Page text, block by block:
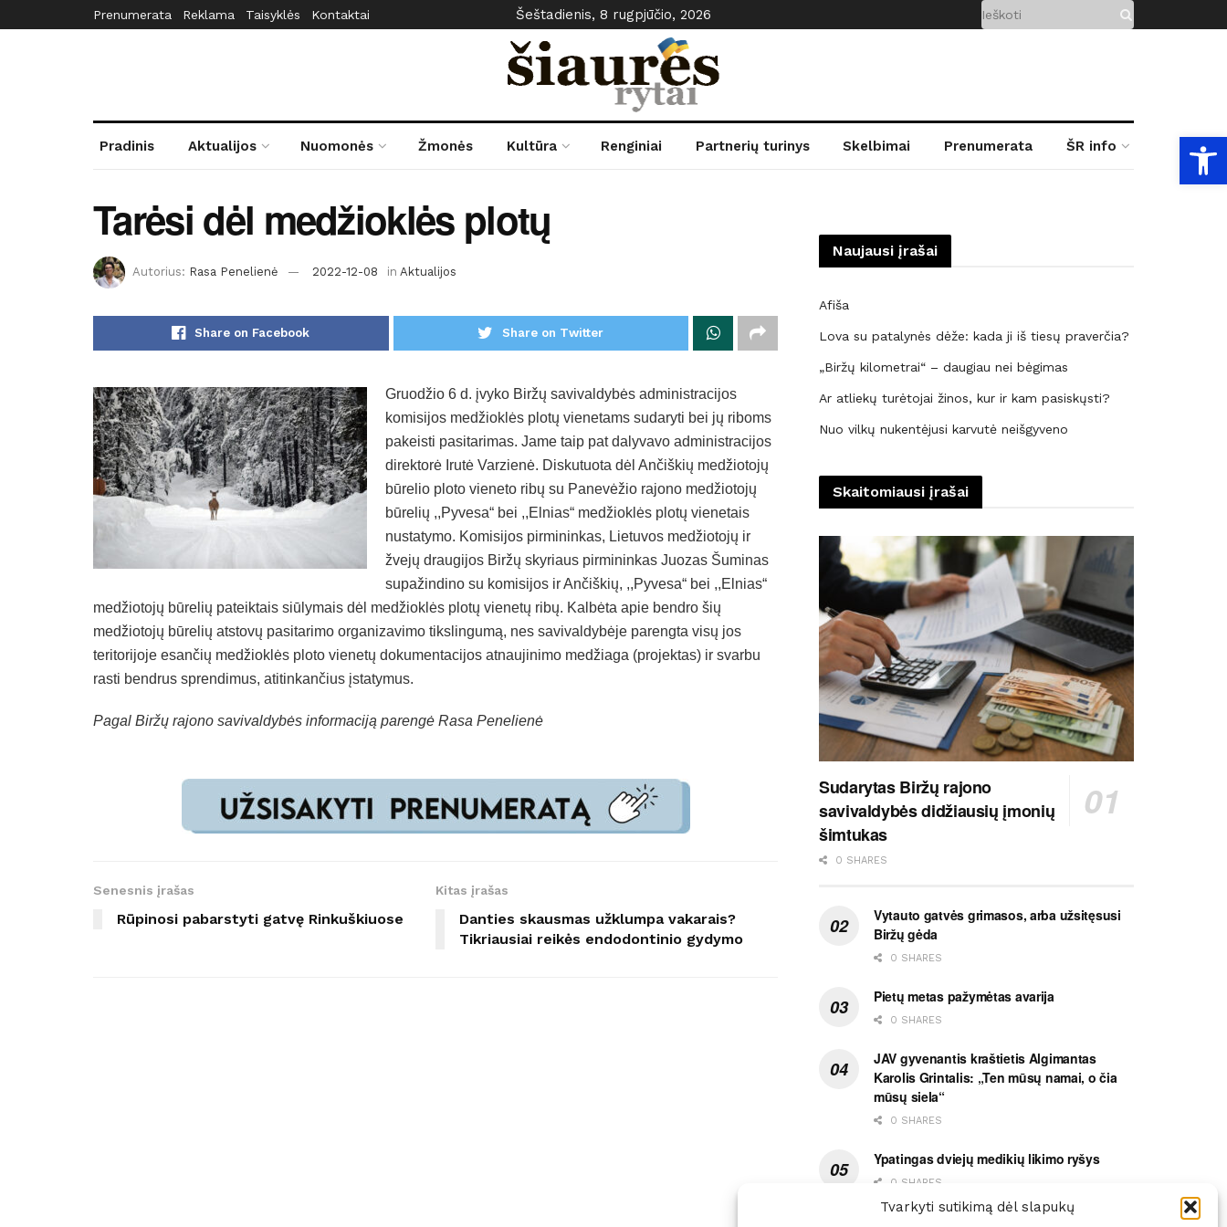
Tvarkyti sutikimą dėl slapukų
Prenumerata Reklama Taisyklės Kontaktai Šeštadienis, 8 rugpjūčio, 2026
Pradinis Aktualijos Nuomonės Žmonės Kultūra Renginiai Partnerių turinys Skelbimai Prenumerata ŠR info
Tarėsi dėl medžioklės plotų
Autorius: Rasa Penelienė 2022-12-08 in Aktualijos
Share on Facebook Share on Twitter
Gruodžio 6 d. įvyko Biržų savivaldybės administracijos
komisijos medžioklės plotų vienetams sudaryti bei jų riboms
pakeisti pasitarimas. Jame taip pat dalyvavo administracijos
direktorė Irutė Varzienė. Diskutuota dėl Ančiškių medžiotojų
būrelio ploto vieneto ribų su Panevėžio rajono medžiotojų
būrelių ,,Pyvesa“ bei ,,Elnias“ medžioklės plotų vienetais
nustatymo. Komisijos pirmininkas, Lietuvos medžiotojų ir
žvejų draugijos Biržų skyriaus pirmininkas Juozas Šuminas
supažindino su komisijos ir Ančiškių, ,,Pyvesa“ bei ,,Elnias“
medžiotojų būrelių pateiktais siūlymais dėl medžioklės plotų vienetų ribų. Kalbėta apie bendro šių
medžiotojų būrelių atstovų pasitarimo organizavimo tikslingumą, nes savivaldybėje parengta visų jos
teritorijoje esančių medžioklės ploto vienetų dokumentacijos atnaujinimo medžiaga (projektas) ir svarbu
rasti bendrus sprendimus, atitinkančius įstatymus.
Pagal Biržų rajono savivaldybės informaciją parengė Rasa Penelienė
Senesnis įrašas
Rūpinosi pabarstyti gatvę Rinkuškiuose
Kitas įrašas
Danties skausmas užklumpa vakarais?
Tikriausiai reikės endodontinio gydymo
Naujausi įrašai
Afiša
Lova su patalynės dėže: kada ji iš tiesų praverčia?
„Biržų kilometrai“ – daugiau nei bėgimas
Ar atliekų turėtojai žinos, kur ir kam pasiskųsti?
Nuo vilkų nukentėjusi karvutė neišgyveno
Skaitomiausi įrašai
Sudarytas Biržų rajono
savivaldybės didžiausių įmonių
šimtukas
0 SHARES
Vytauto gatvės grimasos, arba užsitęsusi
Biržų gėda
0 SHARES
Pietų metas pažymėtas avarija
0 SHARES
JAV gyvenantis kraštietis Algimantas
Karolis Grintalis: „Ten mūsų namai, o čia
mūsų siela“
0 SHARES
Ypatingas dviejų medikių likimo ryšys
0 SHARES